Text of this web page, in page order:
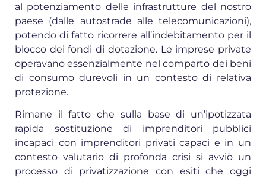
al potenziamento delle infrastrutture del nostro
paese (dalle autostrade alle telecomunicazioni),
potendo di fatto ricorrere all’indebitamento per il
blocco dei fondi di dotazione. Le imprese private
operavano essenzialmente nel comparto dei beni
di consumo durevoli in un contesto di relativa
protezione.
Rimane il fatto che sulla base di un’ipotizzata
rapida sostituzione di imprenditori pubblici
incapaci con imprenditori privati capaci e in un
contesto valutario di profonda crisi si avviò un
processo di privatizzazione con esiti che oggi